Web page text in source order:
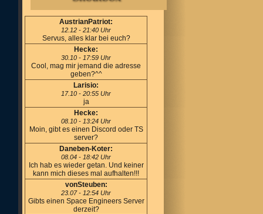
AustrianPatriot:
12.12 - 21:40 Uhr
Servus, alles klar bei euch?
Hecke:
30.10 - 17:59 Uhr
Cool, mag mir jemand die adresse
geben?^^
Larisio:
17.10 - 20:55 Uhr
ja
Hecke:
08.10 - 13:24 Uhr
Moin, gibt es einen Discord oder TS
server?
Daneben-Koter:
08.04 - 18:42 Uhr
Ich hab es wieder getan. Und keiner
kann mich dieses mal aufhalten!!!
vonSteuben:
23.07 - 12:54 Uhr
Gibts einen Space Engineers Server
derzeit?